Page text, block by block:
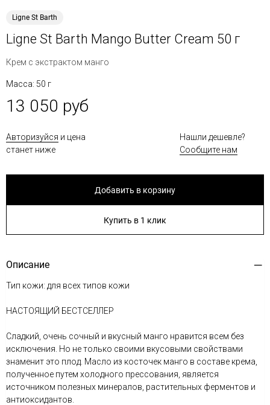
Ligne St Barth
Ligne St Barth Mango Butter Cream 50 г
Крем с экстрактом манго
Масса: 50 г
13 050 руб
Авторизуйся и цена
станет ниже
Нашли дешевле?
Сообщите нам
Добавить в корзину
Купить в 1 клик
Описание
Тип кожи: для всех типов кожи
НАСТОЯЩИЙ БЕСТСЕЛЛЕР
Сладкий, очень сочный и вкусный манго нравится всем без
исключения. Но не только своими вкусовыми свойствами
знаменит это плод. Масло из косточек манго в составе крема,
полученное путем холодного прессования, является
источником полезных минералов, растительных ферментов и
антиоксидантов.